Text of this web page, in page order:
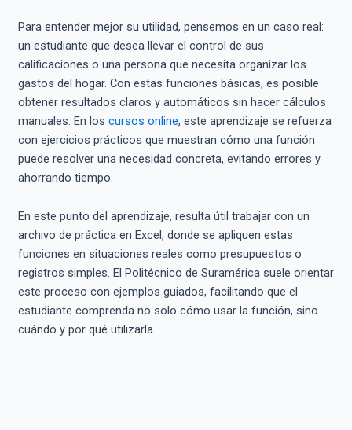
Para entender mejor su utilidad, pensemos en un caso real:
un estudiante que desea llevar el control de sus
calificaciones o una persona que necesita organizar los
gastos del hogar. Con estas funciones básicas, es posible
obtener resultados claros y automáticos sin hacer cálculos
manuales. En los cursos online, este aprendizaje se refuerza
con ejercicios prácticos que muestran cómo una función
puede resolver una necesidad concreta, evitando errores y
ahorrando tiempo.
En este punto del aprendizaje, resulta útil trabajar con un
archivo de práctica en Excel, donde se apliquen estas
funciones en situaciones reales como presupuestos o
registros simples. El Politécnico de Suramérica suele orientar
este proceso con ejemplos guiados, facilitando que el
estudiante comprenda no solo cómo usar la función, sino
cuándo y por qué utilizarla.